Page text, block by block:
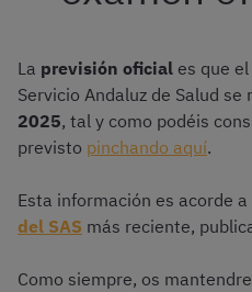
La previsión oficial es que
Servicio Andaluz de Salud se
2025, tal y como podéis
previsto pinchando aquí.
Esta información es acorde a
del SAS más reciente,
Como siempre, os